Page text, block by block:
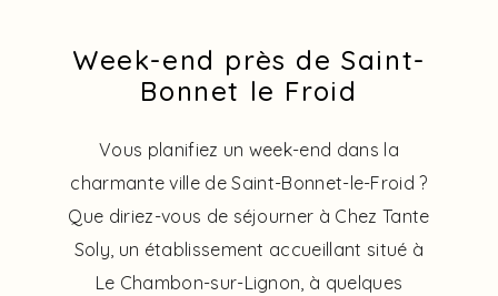
Week-end près de Saint-
Bonnet le Froid
Vous planifiez un week-end dans la
charmante ville de Saint-Bonnet-le-Froid ?
Que diriez-vous de séjourner à Chez Tante
Soly, un établissement accueillant situé à
Le Chambon-sur-Lignon, à quelques